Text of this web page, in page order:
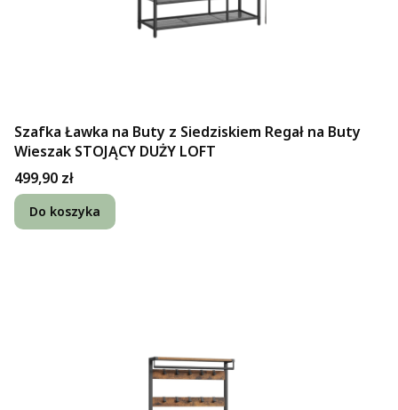
Szafka Ławka na Buty z Siedziskiem Regał na Buty
Wieszak STOJĄCY DUŻY LOFT
Cena
499,90 zł
Do koszyka